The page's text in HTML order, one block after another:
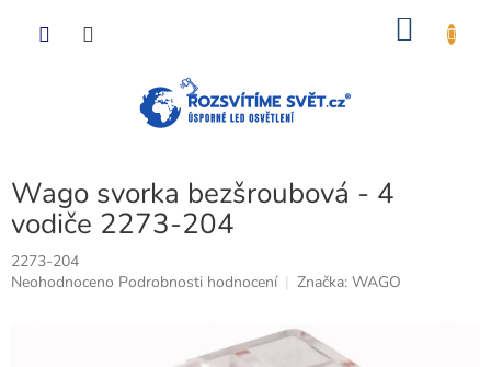
Wago svorka bezšroubová - 4
vodiče 2273-204
2273-204
Průměrné
Neohodnoceno Podrobnosti hodnocení Značka: WAGO